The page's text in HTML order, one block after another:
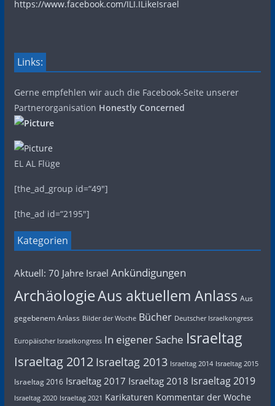
https://www.facebook.com/ILI.ILikeIsrael
Links:
Gerne empfehlen wir auch die Facebook-Seite unserer
Partnerorganisation Honestly Concerned
EL AL Flüge
[the_ad_group id=“49″]
[the_ad id=“2195″]
Kategorien
Aktuell: 70 Jahre Israel Ankündigungen
ArchäologieAus aktuellem Anlass Aus
gegebenem Anlass Bilder der Woche Bücher Deutscher Israelkongress
Europäischer Israelkongress In eigener Sache Israeltag
Israeltag 2012 Israeltag 2013 Israeltag 2014 Israeltag 2015
Israeltag 2016 Israeltag 2017 Israeltag 2018 Israeltag 2019
Israeltag 2020 Israeltag 2021 Karikaturen Kommentar der Woche